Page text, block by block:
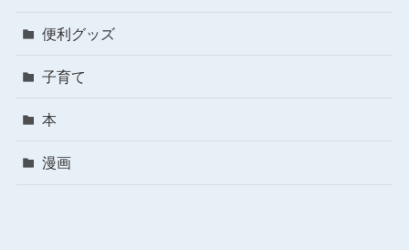
便利グッズ
子育て
本
漫画